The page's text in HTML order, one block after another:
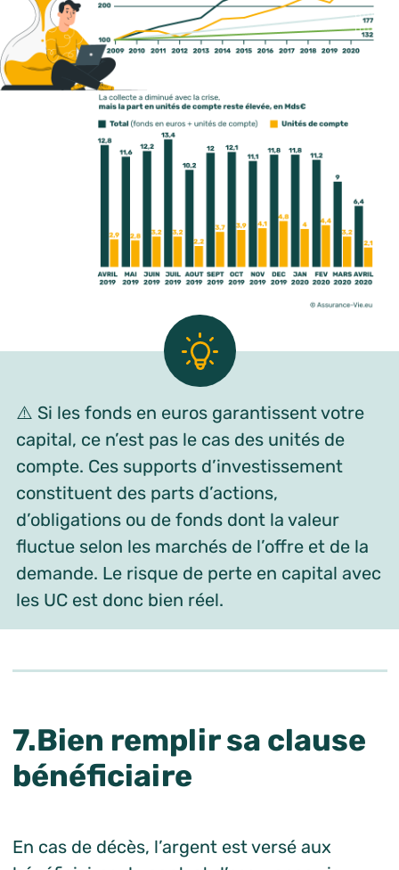
⚠️ Si les fonds en euros garantissent votre
capital, ce n’est pas le cas des unités de
compte. Ces supports d’investissement
constituent des parts d’actions,
d’obligations ou de fonds dont la valeur
fluctue selon les marchés de l’offre et de la
demande. Le risque de perte en capital avec
les UC est donc bien réel.
7.Bien remplir sa clause
bénéficiaire
En cas de décès, l’argent est versé aux